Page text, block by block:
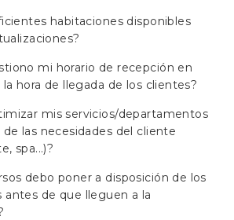
habitaciones disponibles
mi horario de recepción en
hora de llegada de los clientes?
mis servicios/departamentos
las necesidades del cliente
spa...)?
debo poner a disposición de los
antes de que lleguen a la